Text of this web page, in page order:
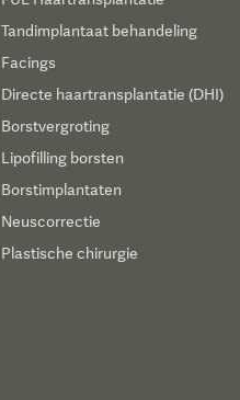
Tandimplantaat behandeling
Facings
Directe haartransplantatie (DHI)
Borstvergroting
Lipofilling borsten
Borstimplantaten
Neuscorrectie
Plastische chirurgie